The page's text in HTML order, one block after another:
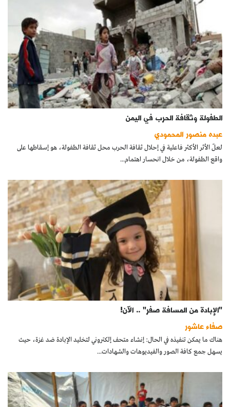
الطفولة وثقافة الحرب في اليمن
عبده منصور المحمودي
لعلّ الأثر الأكثر فاعلية في إحلال ثقافة الحرب محل ثقافة الطفولة، هو إسقاطها على
واقع الطفولة، من خلال انحسار اهتمام...
"الإبادة من المسافة صفر" .. الآن!
صفاء عاشور
هناك ما يمكن تنفيذه في الحال: إنشاء متحف إلكتروني لتخليد الإبادة ضد غزة، حيث
يسهل جمع كافة الصور والفيديوهات والشهادات...